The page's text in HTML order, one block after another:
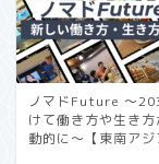
ノマドFuture 〜
けて働き方や生き
動的に〜【東南アジ